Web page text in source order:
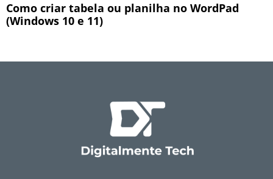
Como criar tabela ou planilha no WordPad
(Windows 10 e 11)